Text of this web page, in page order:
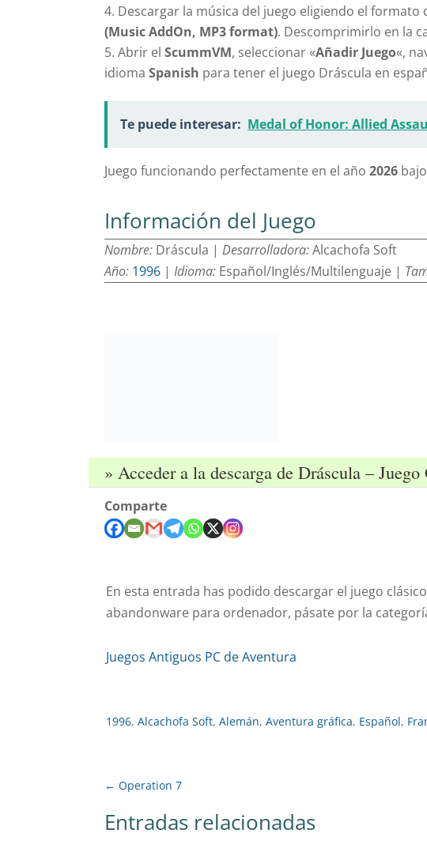
Descargar la música del juego eligiendo el formato
(Music AddOn, MP3 format). Descomprimirlo en la
Abrir el ScummVM, seleccionar «Añadir Juego«,
idioma Spanish para tener el juego Dráscula en
Te puede interesar: Medal of Honor: Allied
Juego funcionando perfectamente en el año 2026
Información del Juego
Nombre: Dráscula | Desarrolladora:Alcachofa Soft
Año: 1996 | Idioma: Español/Inglés/Multilenguaje |
» Acceder a la descarga de Dráscula –
Comparte
En esta entrada has podido descargar el juego
abandonware para ordenador, pásate por la
Juegos Antiguos PC de Aventura
1996,Alcachofa Soft,Alemán,Aventura gráfica, Español,
← Operation 7
Entradas relacionadas